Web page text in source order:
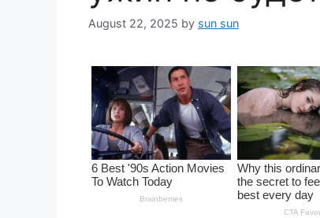
August 22, 2025 by sun sun